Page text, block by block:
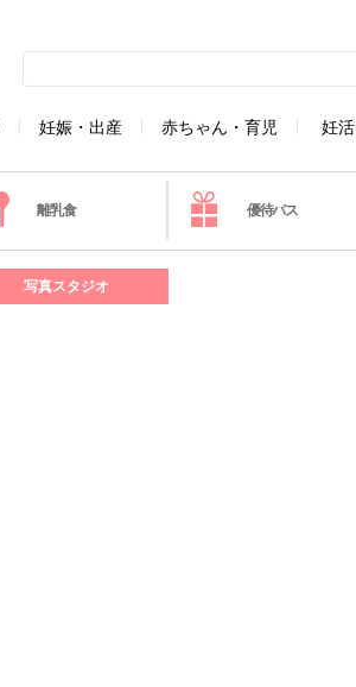
妊娠・出産 赤ちゃん・育児 妊活
離乳食 優待パス
写真スタジオ